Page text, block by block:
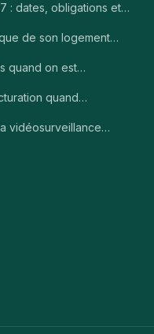
: dates, obligations et…
de son logement…
quand on est…
quand…
vidéosurveillance…